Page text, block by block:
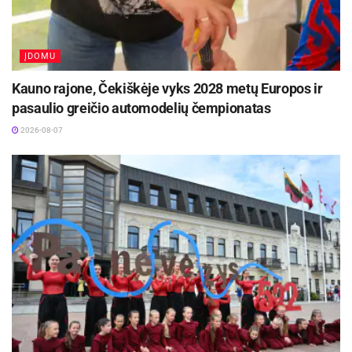
telkiasi agroverslo paslaugas.
Labiausiai meras pasidžiaugė Kauno rajono
gyventojų bendryste. „Kauno rajono
bendruomenė išsiskiria bendrumo jausmu“, –
tvirtino V. Makūnas. Jis apdovanojo gražiausių
sodybų savininkus, bitininką Andrių Bučių už
lietuviškų tradicijų išsaugojimą plėtojant
bitininkystę bei tris ūkininkus: Česlovą Tallat–
Kelpšą – už pažangų ūkininkavimą ir aktyvų
ĮDOMU
Kauno rajone, Čekiškėje vyks 2028 metų Europos ir
pasaulio greičio automodelių čempionatas
2026-08-07